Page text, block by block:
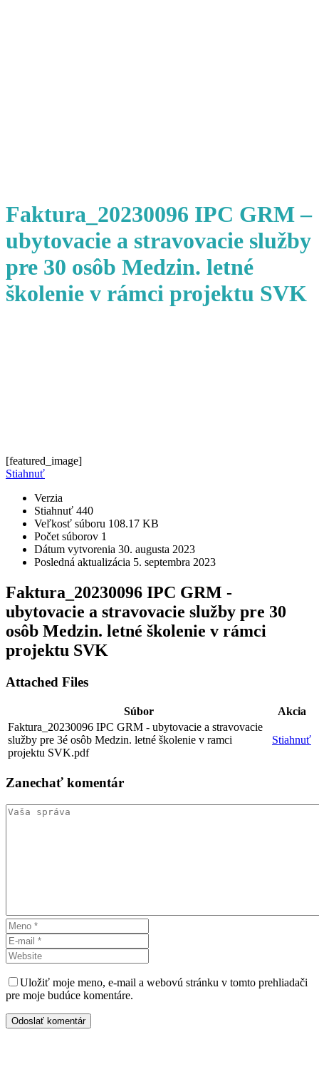
Faktura_20230096 IPC GRM –
ubytovacie a stravovacie služby
pre 30 osôb Medzin. letné
školenie v rámci projektu SVK
[featured_image]
Stiahnuť
Verzia
Stiahnuť 440
Veľkosť súboru 108.17 KB
Počet súborov 1
Dátum vytvorenia 30. augusta 2023
Posledná aktualizácia 5. septembra 2023
Faktura_20230096 IPC GRM -
ubytovacie a stravovacie služby pre 30
osôb Medzin. letné školenie v rámci
projektu SVK
Attached Files
Súbor
Akcia
Faktura_20230096 IPC GRM - ubytovacie a stravovacie
služby pre 3é osôb Medzin. letné školenie v ramci
projektu SVK.pdf
Stiahnuť
Zanechať komentár
Uložiť moje meno, e-mail a webovú stránku v tomto prehliadači
pre moje budúce komentáre.
Odoslať komentár